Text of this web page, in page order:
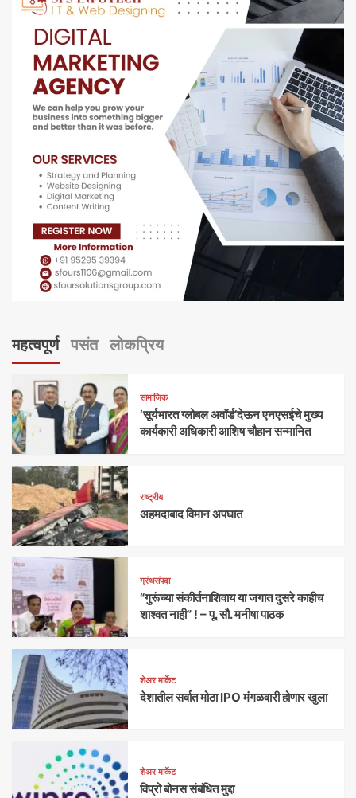
महत्वपूर्ण पसंत लोकप्रिय
सामाजिक
‘सूर्यभारत ग्लोबल अवॉर्ड’देऊन एनएसईचे मुख्य
कार्यकारी अधिकारी आशिष चौहान सन्मानित
राष्ट्रीय
अहमदाबाद विमान अपघात
ग्रंथसंपदा
“गुरूंच्या संकीर्तनाशिवाय या जगात दुसरे काहीच
शाश्वत नाही” ! – पू. सौ. मनीषा पाठक
शेअर मार्केट
देशातील सर्वात मोठा IPO मंगळवारी होणार खुला
शेअर मार्केट
विप्रो बोनस संबंधित मुद्दा